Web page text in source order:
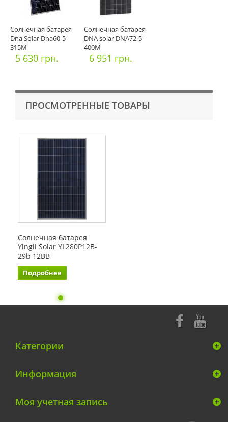
Солнечная батарея
Dna Solar Dna60-5-
315M
5 630 грн.
Солнечная батарея
DNA solar DNA72-5-
400M
6 951 грн.
ПРОСМОТРЕННЫЕ ТОВАРЫ
Солнечная батарея
Yingli Solar YL280P12B-
29b 12BB
Подробнее
Категории
Информация
Моя учетная запись